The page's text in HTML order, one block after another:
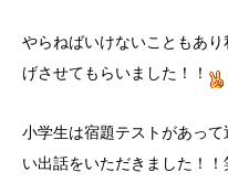
やらねばいけないこともあ
げさせてもらいました！！
小学生は宿題テストがあっ
い出話をいただきました！！